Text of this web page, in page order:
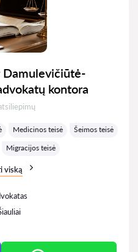
kontora
Medicinos teisė
Šeimos teisė
Migracijos teisė
viską